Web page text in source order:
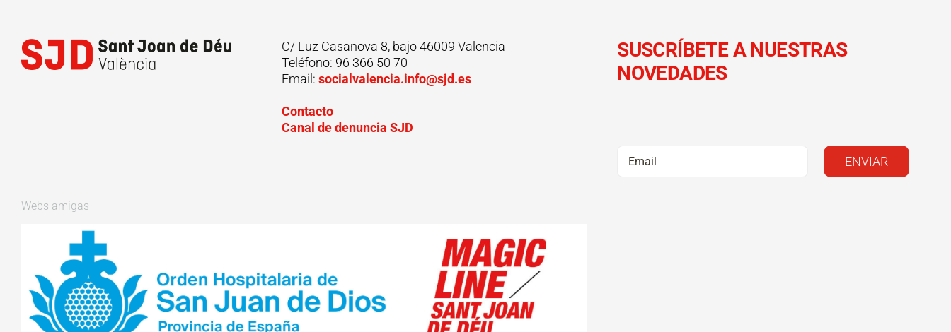
C/ Luz Casanova 8, bajo 46009 Valencia
Teléfono: 96 366 50 70
Email:socialvalencia.info@sjd.es
Contacto
Canal de denuncia SJD
SUSCRÍBETE A NUESTRAS
NOVEDADES
Webs amigas